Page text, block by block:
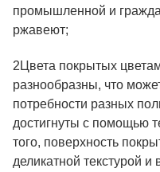
промышленной и
ржавеют;
2Цвета покрытых
разнообразны, что
потребности разных
достигнуты с помощью
того, поверхность
деликатной текстурой